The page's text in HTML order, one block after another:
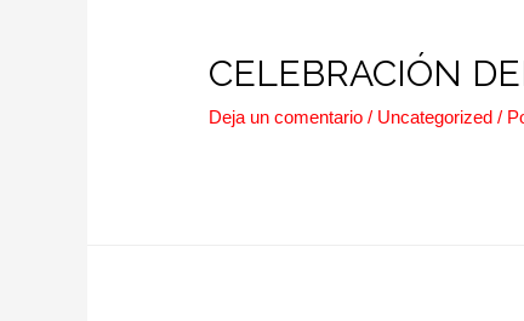
CELEBRACIÓN
Deja un comentario / Uncategorized /